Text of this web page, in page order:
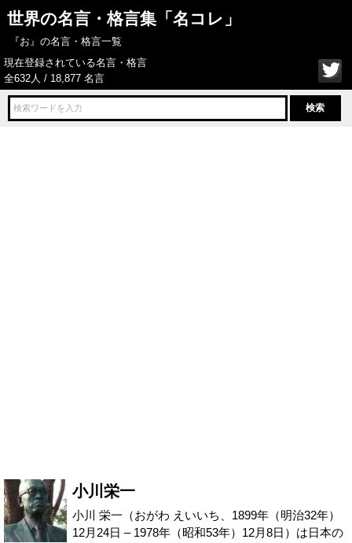
世界の名言・格言集「名コレ」
『お』の名言・格言一覧
現在登録されている名言・格言
全632人 / 18,877 名言
小川栄一
小川 栄一（おがわ えいいち、1899年（明治32年）
12月24日 – 1978年（昭和53年）12月8日）は日本の